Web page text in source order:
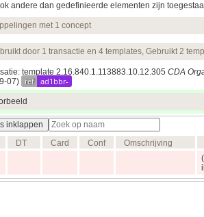
andere dan gedefinieerde elementen zijn
met 1 concept
door 1 transactie en 4 templates, Gebruikt 2
template 2.16.840.1.113883.10.12.305 CDA
ref ad1bbr-
inklappen
DT Card Conf
Omschrijving